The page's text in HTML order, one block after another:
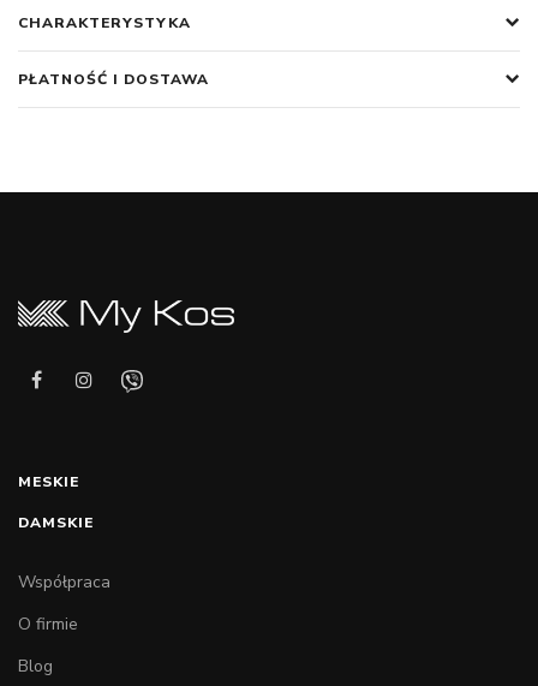
CHARAKTERYSTYKA
PŁATNOŚĆ I DOSTAWA
MESKIE
DAMSKIE
Współpraca
O firmie
Blog